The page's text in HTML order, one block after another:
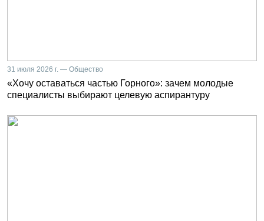
31 июля 2026 г. — Общество
«Хочу оставаться частью Горного»: зачем молодые
специалисты выбирают целевую аспирантуру